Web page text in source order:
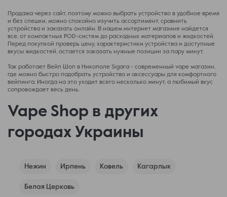
Продажа через сайт, поэтому можно выбрать устройство в удобное время
и без спешки, можно спокойно изучить ассортимент, сравнить
устройства и заказать онлайн. В нашем интернет магазине найдется
все, от компактных POD-систем до расходных материалов и жидкостей.
Перед покупкой проверь цену, характеристики устройства и доступные
вкусы жидкостей, остается заказать нужные позиции за пару минут.
Так работает Вейп Шоп в Никополе Sigara - современный vape магазин,
где можно быстро подобрать устройство и аксессуары для комфортного
вейпинга. Иногда на это уходит всего несколько минут, а любимый вкус
сопровождает весь день.
Vape Shop в других
городах Украины
Нежин Ирпень Ковель Кагарлык
Белая Церковь